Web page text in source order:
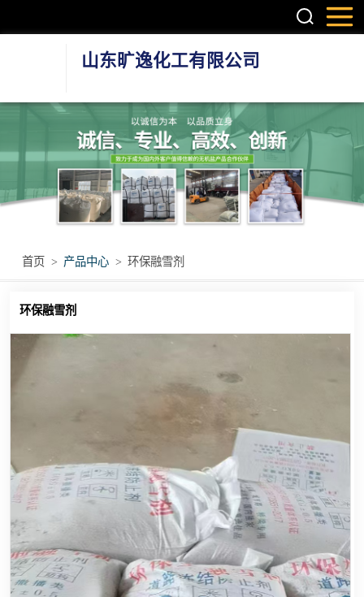
山东旷逸化工有限公司
首页 > 产品中心 > 环保融雪剂
环保融雪剂
硫酸镁系列
氯化镁系列
氯化钙系列